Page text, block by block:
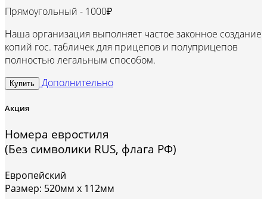
Прямоугольный - 1000₽
Наша организация выполняет частое законное создание
копий гос. табличек для прицепов и полуприцепов
полностью легальным способом.
Купить Дополнительно
Акция
Номера евростиля
(Без символики RUS, флага РФ)
Европейский
Размер: 520мм х 112мм